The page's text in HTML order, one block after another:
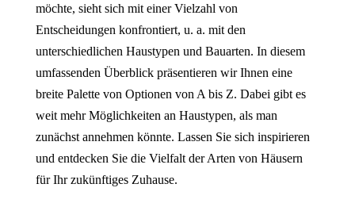
möchte, sieht sich mit einer Vielzahl von
Entscheidungen konfrontiert, u. a. mit den
unterschiedlichen Haustypen und Bauarten. In diesem
umfassenden Überblick präsentieren wir Ihnen eine
breite Palette von Optionen von A bis Z. Dabei gibt es
weit mehr Möglichkeiten an Haustypen, als man
zunächst annehmen könnte. Lassen Sie sich inspirieren
und entdecken Sie die Vielfalt der Arten von Häusern
für Ihr zukünftiges Zuhause.